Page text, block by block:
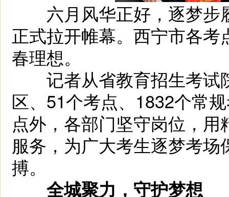
六月风华正好，逐梦步
正式拉开帷幕。西宁市各
春理想。
记者从省教育招生考试
区、51个考点、1832个常
点外，各部门坚守岗位，
服务，为广大考生逐梦考
搏。
全城聚力，守护梦想